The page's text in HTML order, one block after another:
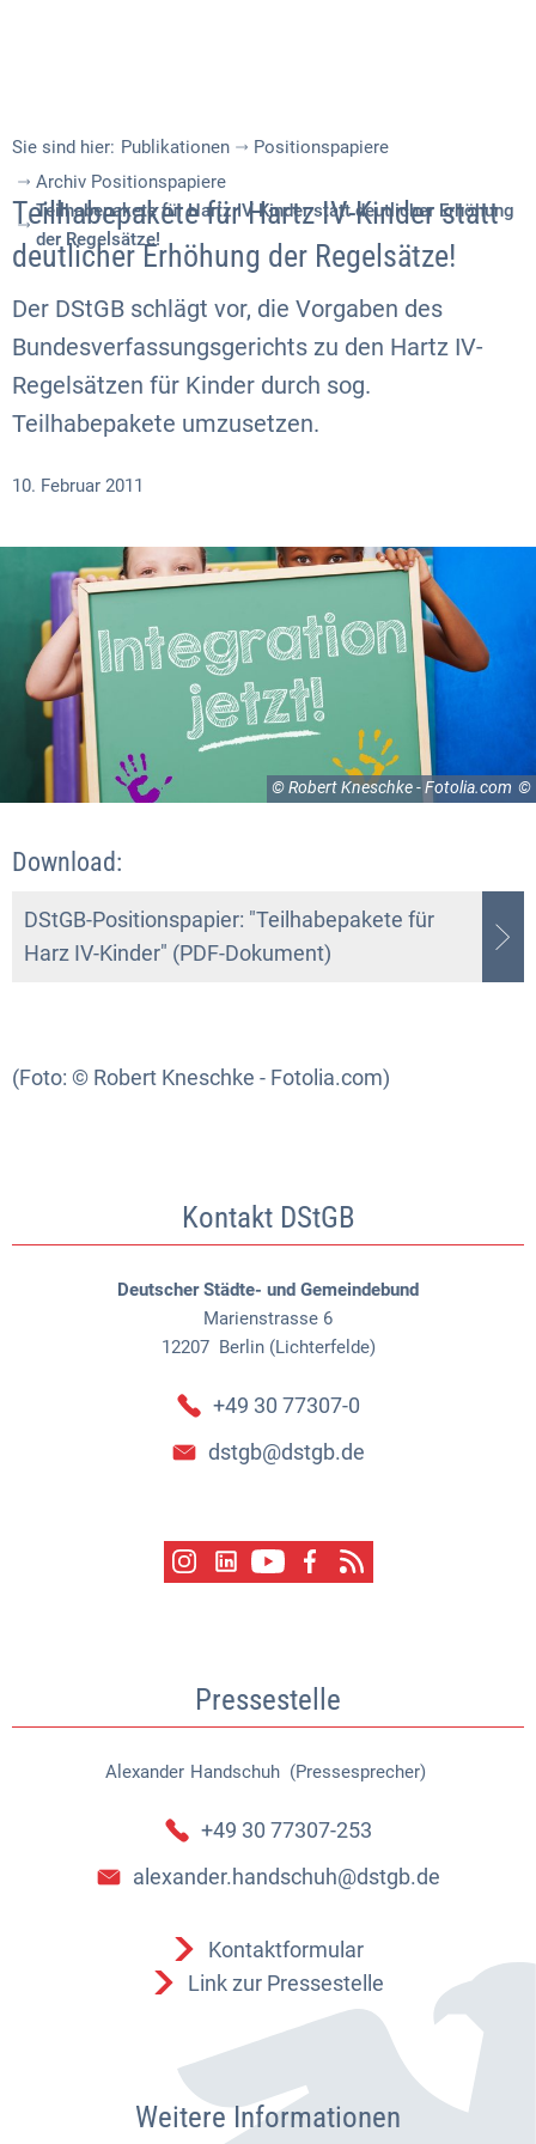
Sie sind hier: Publikationen
Positionspapiere
Archiv Positionspapiere
Teilhabepakete für Hartz IV-Kinder statt deutlicher Erhöhung
der Regelsätze!
Teilhabepakete für Hartz IV-Kinder statt
deutlicher Erhöhung der Regelsätze!
Der DStGB schlägt vor, die Vorgaben des
Bundesverfassungsgerichts zu den Hartz IV-
Regelsätzen für Kinder durch sog.
Teilhabepakete umzusetzen.
10. Februar 2011
© Robert Kneschke - Fotolia.com
Download:
DStGB-Positionspapier: "Teilhabepakete für
Harz IV-Kinder" (PDF-Dokument)
(Foto: © Robert Kneschke - Fotolia.com)
Kontakt DStGB
Deutscher Städte- und Gemeindebund
Marienstrasse 6
12207 Berlin (Lichterfelde)
+49 30 77307-0
dstgb@dstgb.de
Pressestelle
Alexander Handschuh (Pressesprecher)
Alexander Handschuh
+49 30 77307-253
alexander.handschuh@dstgb.de
Kontaktformular
Link zur Pressestelle
Weitere Informationen